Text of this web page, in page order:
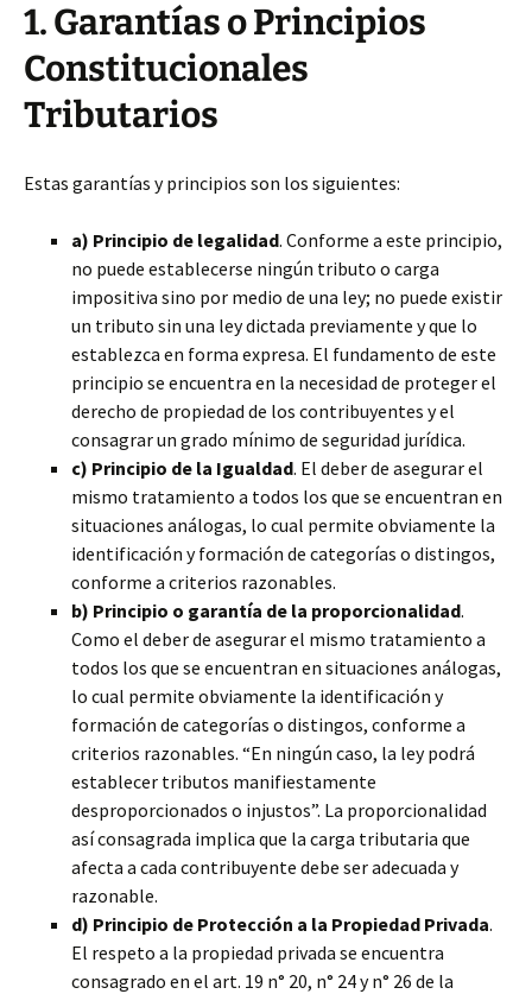
1. Garantías o Principios
Constitucionales
Tributarios
Estas garantías y principios son los siguientes:
a) Principio de legalidad. Conforme a este principio,
no puede establecerse ningún tributo o carga
impositiva sino por medio de una ley; no puede existir
un tributo sin una ley dictada previamente y que lo
establezca en forma expresa. El fundamento de este
principio se encuentra en la necesidad de proteger el
derecho de propiedad de los contribuyentes y el
consagrar un grado mínimo de seguridad jurídica.
c) Principio de la Igualdad. El deber de asegurar el
mismo tratamiento a todos los que se encuentran en
situaciones análogas, lo cual permite obviamente la
identificación y formación de categorías o distingos,
conforme a criterios razonables.
b) Principio o garantía de la proporcionalidad.
Como el deber de asegurar el mismo tratamiento a
todos los que se encuentran en situaciones análogas,
lo cual permite obviamente la identificación y
formación de categorías o distingos, conforme a
criterios razonables. “En ningún caso, la ley podrá
establecer tributos manifiestamente
desproporcionados o injustos”. La proporcionalidad
así consagrada implica que la carga tributaria que
afecta a cada contribuyente debe ser adecuada y
razonable.
d) Principio de Protección a la Propiedad Privada.
El respeto a la propiedad privada se encuentra
consagrado en el art. 19 n° 20, n° 24 y n° 26 de la